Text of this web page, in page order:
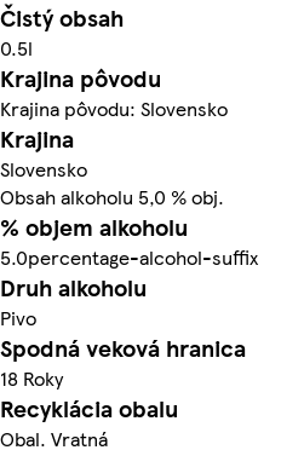
Čistý obsah
0.5l
Krajina pôvodu
Krajina pôvodu: Slovensko
Krajina
Slovensko
Obsah alkoholu 5,0 % obj.
% objem alkoholu
5.0percentage-alcohol-suffix
Druh alkoholu
Pivo
Spodná veková hranica
18 Roky
Recyklácia obalu
Obal. Vratná